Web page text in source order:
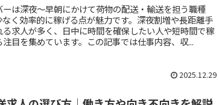
ーは深夜〜早朝にかけて荷物の配送・輸送を担う職種
く効率的に稼げる点が魅力です。深夜割増や長距離手
る求人が多く、日中に時間を確保したい人や短時間で稼
目を集めています。この記事では仕事内容、収...
2025.12.29